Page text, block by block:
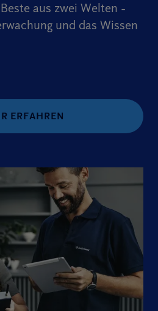
aus zwei Welten -
und das Wissen
ERFAHREN